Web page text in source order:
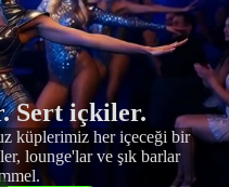
Sert içkiler.
küplerimiz her içeceği bir
lounge'lar ve şık barlar